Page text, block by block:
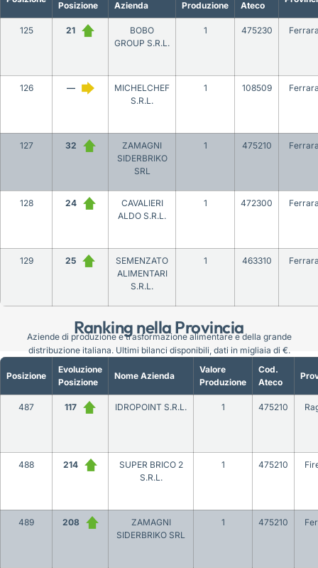
Ranking nella Provincia
Posizione
Azienda
Produzione
Ateco
125 21
BOBO
GROUP S.R.L.
1 475230
126 —
MICHELCHEF
S.R.L.
1 108509
127 32
ZAMAGNI
SIDERBRIKO
SRL
1 475210
128 24
CAVALIERI
ALDO S.R.L.
1 472300
129 25
SEMENZATO
ALIMENTARI
S.R.L.
1 463310
Posizione
Evoluzione
Posizione
Nome Azienda
Valore
Produzione
Cod.
Ateco
487 117 IDROPOINT S.R.L. 1 475210
488 214
SUPER BRICO 2
S.R.L.
1 475210
489 208
ZAMAGNI
SIDERBRIKO SRL
1 475210
Aziende di produzione e trasformazione alimentare e della grande
distribuzione italiana. Ultimi bilanci disponibili, dati in migliaia di €.